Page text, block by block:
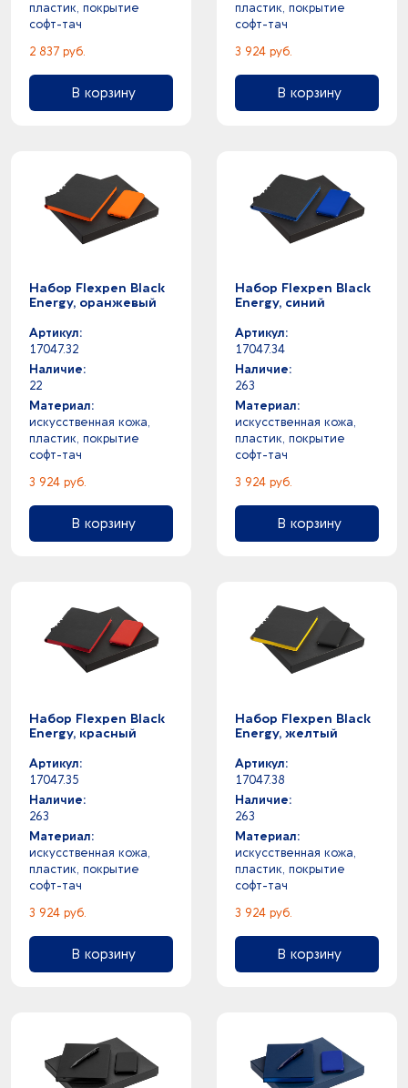
пластик, покрытие
софт-тач
2 837 руб.
В корзину
пластик, покрытие
софт-тач
3 924 руб.
В корзину
Набор Flexpen Black
Energy, оранжевый
Артикул:
17047.32
Наличие:
22
Материал:
искусственная кожа,
пластик, покрытие
софт-тач
3 924 руб.
В корзину
Набор Flexpen Black
Energy, синий
Артикул:
17047.34
Наличие:
263
Материал:
искусственная кожа,
пластик, покрытие
софт-тач
3 924 руб.
В корзину
Набор Flexpen Black
Energy, красный
Артикул:
17047.35
Наличие:
263
Материал:
искусственная кожа,
пластик, покрытие
софт-тач
3 924 руб.
В корзину
Набор Flexpen Black
Energy, желтый
Артикул:
17047.38
Наличие:
263
Материал:
искусственная кожа,
пластик, покрытие
софт-тач
3 924 руб.
В корзину